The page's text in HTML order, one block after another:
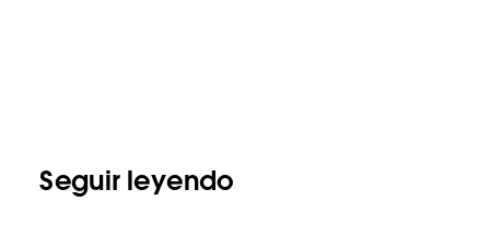
Seguir leyendo